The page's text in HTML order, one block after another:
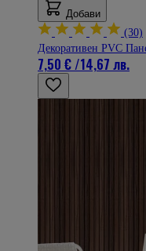
Добави
(30)
Декоративен PVC
7,50 €/14,67 лв.